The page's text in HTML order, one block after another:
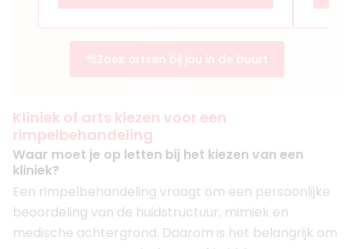
Zoek artsen bij jou in de buurt
Kliniek of arts kiezen voor een
rimpelbehandeling
Waar moet je op letten bij het kiezen van een
kliniek?
Een rimpelbehandeling vraagt om een persoonlijke
beoordeling van de huidstructuur, mimiek en
medische achtergrond. Daarom is het belangrijk om